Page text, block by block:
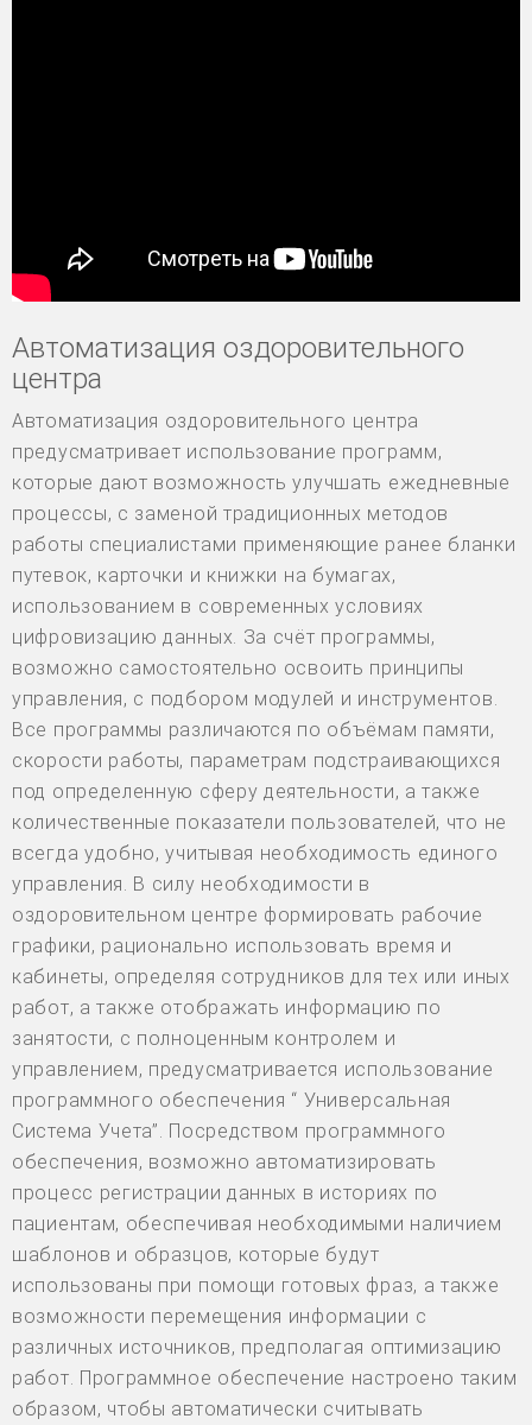
Автоматизация оздоровительного
центра
Автоматизация оздоровительного центра
предусматривает использование программ,
которые дают возможность улучшать ежедневные
процессы, с заменой традиционных методов
работы специалистами применяющие ранее бланки
путевок, карточки и книжки на бумагах,
использованием в современных условиях
цифровизацию данных. За счёт программы,
возможно самостоятельно освоить принципы
управления, с подбором модулей и инструментов.
Все программы различаются по объёмам памяти,
скорости работы, параметрам подстраивающихся
под определенную сферу деятельности, а также
количественные показатели пользователей, что не
всегда удобно, учитывая необходимость единого
управления. В силу необходимости в
оздоровительном центре формировать рабочие
графики, рационально использовать время и
кабинеты, определяя сотрудников для тех или иных
работ, а также отображать информацию по
занятости, с полноценным контролем и
управлением, предусматривается использование
программного обеспечения “ Универсальная
Система Учета”. Посредством программного
обеспечения, возможно автоматизировать
процесс регистрации данных в историях по
пациентам, обеспечивая необходимыми наличием
шаблонов и образцов, которые будут
использованы при помощи готовых фраз, а также
возможности перемещения информации с
различных источников, предполагая оптимизацию
работ. Программное обеспечение настроено таким
образом, чтобы автоматически считывать